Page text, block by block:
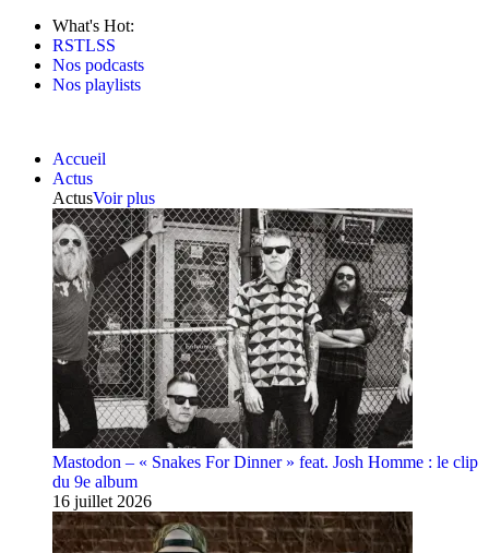
What's Hot:
RSTLSS
Nos podcasts
Nos playlists
Accueil
Actus
ActusVoir plus
Mastodon – « Snakes For Dinner » feat. Josh Homme : le clip
du 9e album
16 juillet 2026